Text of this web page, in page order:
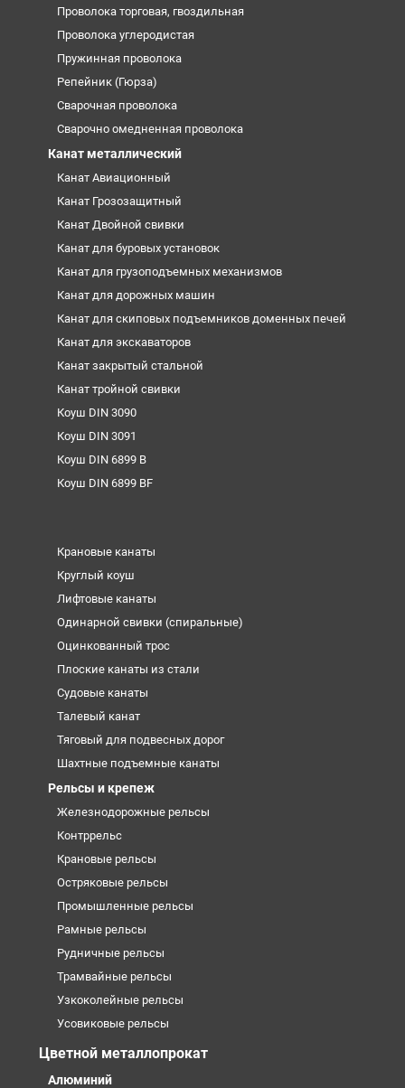
Проволока торговая, гвоздильная
Проволока углеродистая
Пружинная проволока
Репейник (Гюрза)
Сварочная проволока
Сварочно омедненная проволока
Канат металлический
Канат Авиационный
Канат Грозозащитный
Канат Двойной свивки
Канат для буровых установок
Канат для грузоподъемных механизмов
Канат для дорожных машин
Канат для скиповых подъемников доменных печей
Канат для экскаваторов
Канат закрытый стальной
Канат тройной свивки
Коуш DIN 3090
Коуш DIN 3091
Коуш DIN 6899 B
Коуш DIN 6899 BF
Крановые канаты
Круглый коуш
Лифтовые канаты
Одинарной свивки (спиральные)
Оцинкованный трос
Плоские канаты из стали
Судовые канаты
Талевый канат
Тяговый для подвесных дорог
Шахтные подъемные канаты
Рельсы и крепеж
Железнодорожные рельсы
Контррельс
Крановые рельсы
Остряковые рельсы
Промышленные рельсы
Рамные рельсы
Рудничные рельсы
Трамвайные рельсы
Узкоколейные рельсы
Усовиковые рельсы
Цветной металлопрокат
Алюминий